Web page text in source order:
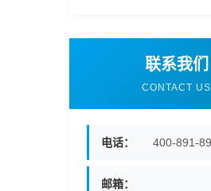
联系我们
CONTACT US
电话： 400-891-
邮箱：